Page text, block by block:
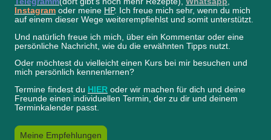
Instagram oder meine HP. Ich freue mich sehr, wenn du mich
auf einem dieser Wege weiterempfiehlst und somit unterstützt.
Und natürlich freue ich mich, über ein Kommentar oder eine
persönliche Nachricht, wie du die erwähnten Tipps nutzt.
Oder möchtest du vielleicht einen Kurs bei mir besuchen und
mich persönlich kennenlernen?
Termine findest du HIER oder wir machen für dich und deine
Freunde einen individuellen Termin, der zu dir und deinem
Terminkalender passt.
Meine Empfehlungen